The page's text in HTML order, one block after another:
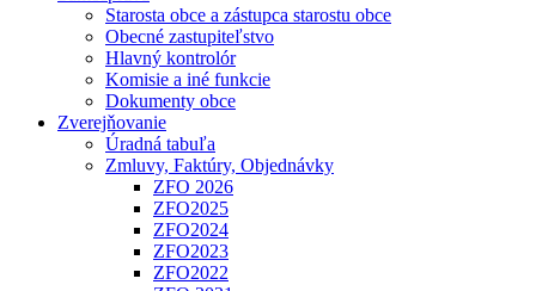
Starosta obce a zástupca starostu obce
Obecné zastupiteľstvo
Hlavný kontrolór
Komisie a iné funkcie
Dokumenty obce
Zverejňovanie
Úradná tabuľa
Zmluvy, Faktúry, Objednávky
ZFO 2026
ZFO2025
ZFO2024
ZFO2023
ZFO2022